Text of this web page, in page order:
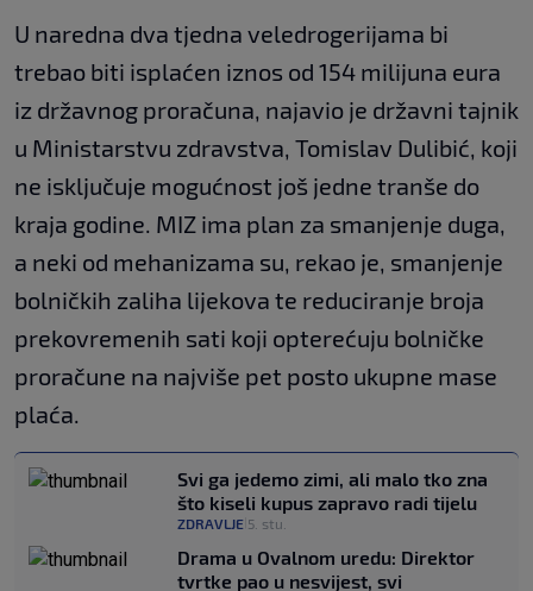
U naredna dva tjedna veledrogerijama bi
trebao biti isplaćen iznos od 154 milijuna eura
iz državnog proračuna, najavio je državni tajnik
u Ministarstvu zdravstva, Tomislav Dulibić, koji
ne isključuje mogućnost još jedne tranše do
kraja godine. MIZ ima plan za smanjenje duga,
a neki od mehanizama su, rekao je, smanjenje
bolničkih zaliha lijekova te reduciranje broja
prekovremenih sati koji opterećuju bolničke
proračune na najviše pet posto ukupne mase
plaća.
Svi ga jedemo zimi, ali malo tko zna
što kiseli kupus zapravo radi tijelu
ZDRAVLJE 5. stu.
Drama u Ovalnom uredu: Direktor
tvrtke pao u nesvijest, svi